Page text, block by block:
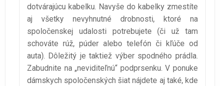
dotvárajúcu kabelku. Navyše do kabelky zmestíte
aj všetky nevyhnutné drobnosti, ktoré na
spoločenskej udalosti potrebujete (či už tam
schováte rúž, púder alebo telefón či kľúče od
auta). Dôležitý je taktiež výber spodného prádla.
Zabudnite na „neviditeľnú“ podprsenku. V ponuke
dámskych spoločenských šiat nájdete aj také, kde